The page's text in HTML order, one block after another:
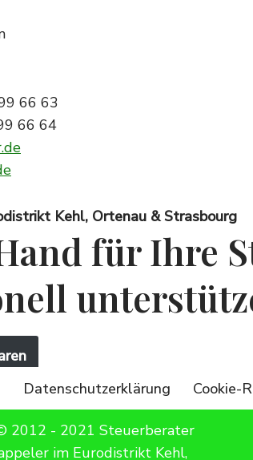
66 63
66 64
Kehl, Ortenau & Strasbourg
für Ihre
Datenschutzerklärung Cookie-
2012 - 2021 Steuerberater
im Eurodistrikt Kehl,